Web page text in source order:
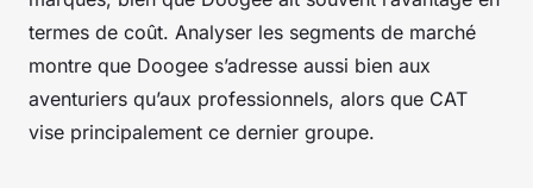
termes de coût. Analyser les segments de marché
montre que Doogee s’adresse aussi bien aux
aventuriers qu’aux professionnels, alors que CAT
vise principalement ce dernier groupe.